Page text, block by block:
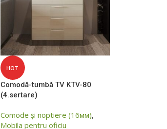
HOT
Comodă-tumbă TV KTV-80
(4.sertare)
Comode și noptiere (16мм),
Mobila pentru oficiu